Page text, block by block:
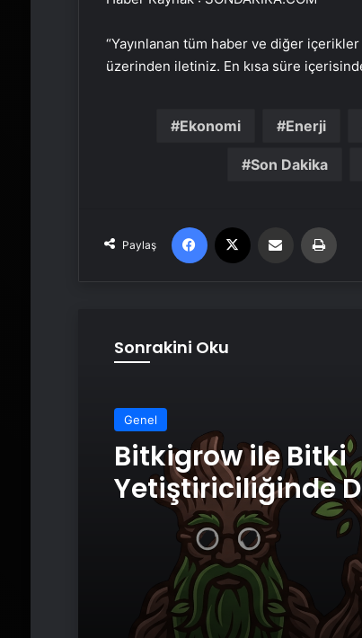
“Yayınlanan tüm haber ve diğer
üzerinden iletiniz. En kısa süre
Ekonomi Enerji
Son Dakika
Paylaş
Facebook Email'den paylaş
Sonrakini Oku
Genel
Bitkigrow ile Bitki
Yetiştiriciliğinde
Ekipman ve Ürün